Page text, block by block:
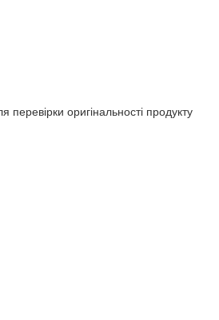
оригінальності продукту